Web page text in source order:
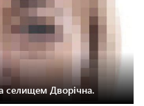
селищем Дворічна.